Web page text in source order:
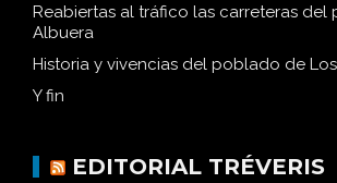
Reabiertas al tráfico las carreteras del
Albuera
Historia y vivencias del poblado de
Y fin
EDITORIAL TRÉVERIS